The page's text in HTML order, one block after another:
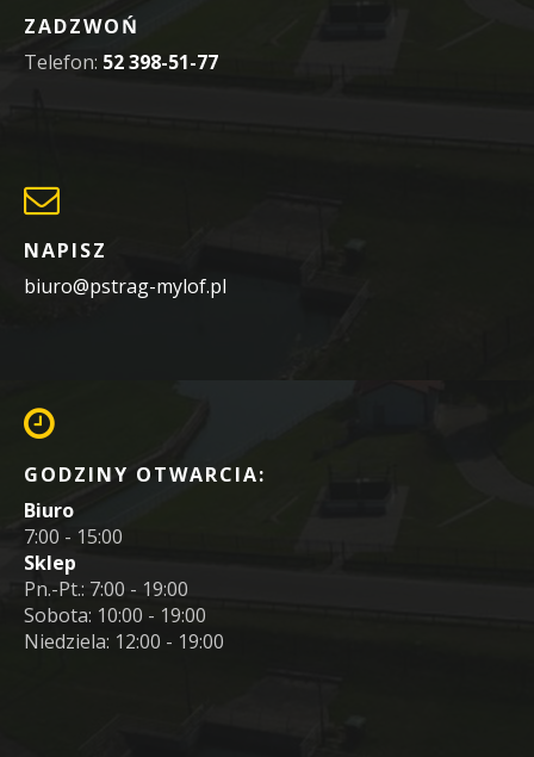
ZADZWOŃ
Telefon: 52 398-51-77
NAPISZ
biuro@pstrag-mylof.pl
GODZINY OTWARCIA:
Biuro
7:00 - 15:00
Sklep
Pn.-Pt.: 7:00 - 19:00
Sobota: 10:00 - 19:00
Niedziela: 12:00 - 19:00